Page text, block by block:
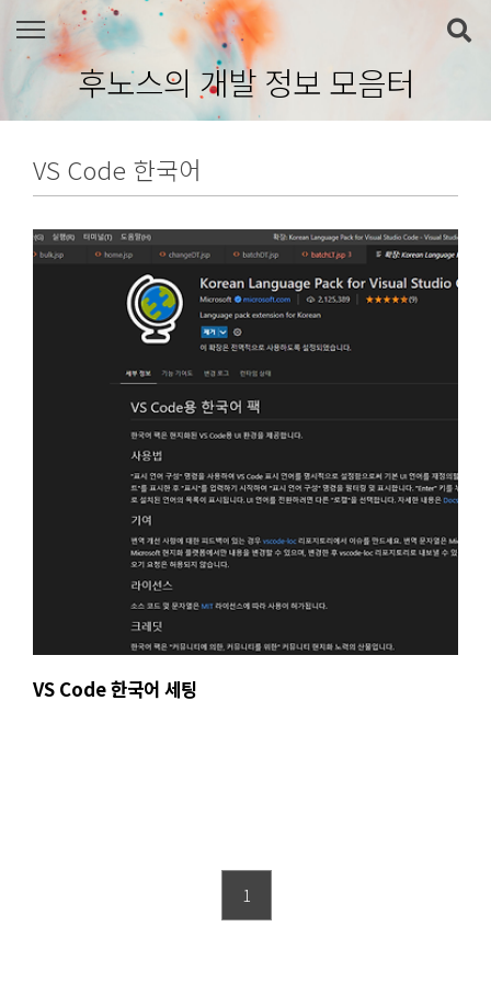
본문 바로가기
후노스의 개발 정보 모음터
VS Code 한국어
VS Code 한국어 세팅
1